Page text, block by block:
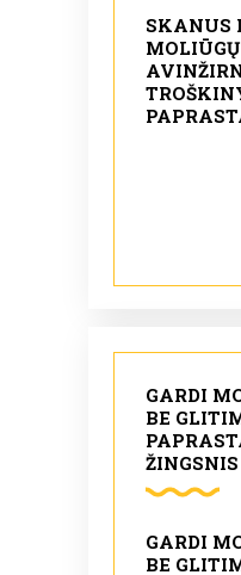
SKANUS
GARDI
BE
GARDI
BE